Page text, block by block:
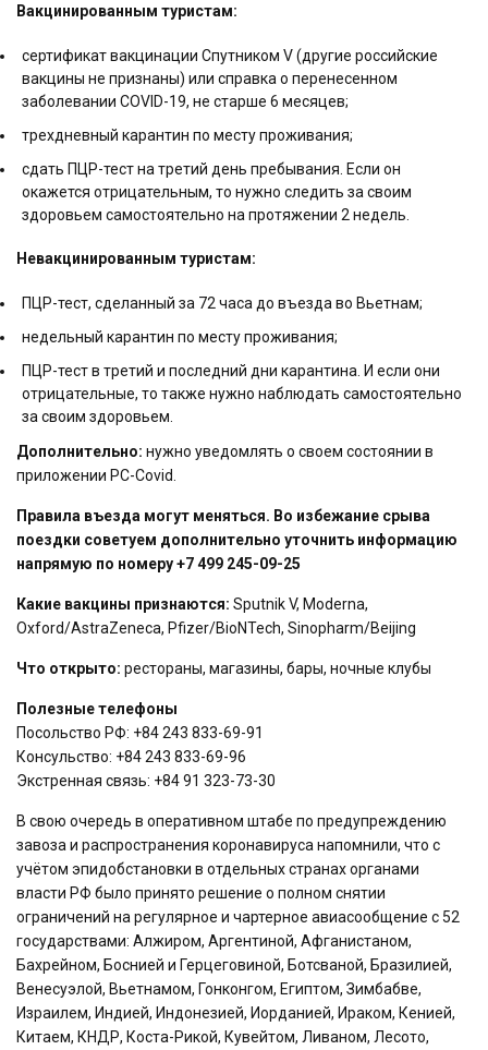
Вакцинированным туристам:
сертификат вакцинации Спутником V (другие российские
вакцины не признаны) или справка о перенесенном
заболевании COVID-19, не старше 6 месяцев;
трехдневный карантин по месту проживания;
сдать ПЦР-тест на третий день пребывания. Если он
окажется отрицательным, то нужно следить за своим
здоровьем самостоятельно на протяжении 2 недель.
Невакцинированным туристам:
ПЦР-тест, сделанный за 72 часа до въезда во Вьетнам;
недельный карантин по месту проживания;
ПЦР-тест в третий и последний дни карантина. И если они
отрицательные, то также нужно наблюдать самостоятельно
за своим здоровьем.
Дополнительно: нужно уведомлять о своем состоянии в
приложении PC-Covid.
Правила въезда могут меняться. Во избежание срыва
поездки советуем дополнительно уточнить информацию
напрямую по номеру +7 499 245-09-25
Какие вакцины признаются: Sputnik V, Moderna,
Oxford/AstraZeneca, Pfizer/BioNTech, Sinopharm/Beijing
Что открыто: рестораны, магазины, бары, ночные клубы
Полезные телефоны
Посольство РФ: +84 243 833-69-91
Консульство: +84 243 833-69-96
Экстренная связь: +84 91 323-73-30
В свою очередь в оперативном штабе по предупреждению
завоза и распространения коронавируса напомнили, что с
учётом эпидобстановки в отдельных странах органами
власти РФ было принято решение о полном снятии
ограничений на регулярное и чартерное авиасообщение с 52
государствами: Алжиром, Аргентиной, Афганистаном,
Бахрейном, Боснией и Герцеговиной, Ботсваной, Бразилией,
Венесуэлой, Вьетнамом, Гонконгом, Египтом, Зимбабве,
Израилем, Индией, Индонезией, Иорданией, Ираком, Кенией,
Китаем, КНДР, Коста-Рикой, Кувейтом, Ливаном, Лесото,